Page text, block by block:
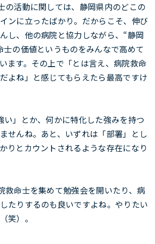
の活動に関しては、静岡県内のどこの
ンに立ったばかり。だからこそ、伸び
し、他の病院と協力しながら、“静岡
士の価値というものをみんなで高めて
ます。その上で「とは言え、病院救命
よね」と感じてもらえたら最高ですけ
い」とか、何かに特化した強みを持つ
せんね。あと、いずれは「部署」とし
りとカウントされるような存在になり
救命士を集めて勉強会を開いたり、病
たりするのも良いですよね。やりたい
笑）。